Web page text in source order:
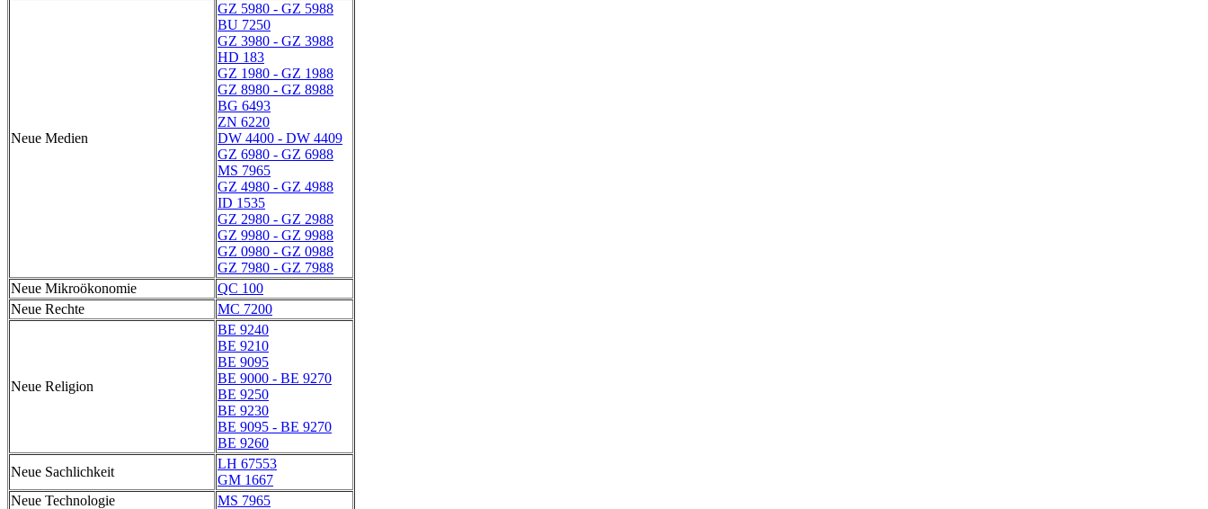
Neue Medien
GZ 5980 - GZ 5988
BU 7250
GZ 3980 - GZ 3988
HD 183
GZ 1980 - GZ 1988
GZ 8980 - GZ 8988
BG 6493
ZN 6220
DW 4400 - DW 4409
GZ 6980 - GZ 6988
MS 7965
GZ 4980 - GZ 4988
ID 1535
GZ 2980 - GZ 2988
GZ 9980 - GZ 9988
GZ 0980 - GZ 0988
GZ 7980 - GZ 7988
Neue Mikroökonomie
QC 100
Neue Rechte
MC 7200
Neue Religion
BE 9240
BE 9210
BE 9095
BE 9000 - BE 9270
BE 9250
BE 9230
BE 9095 - BE 9270
BE 9260
Neue Sachlichkeit
LH 67553
GM 1667
Neue Technologie
MS 7965